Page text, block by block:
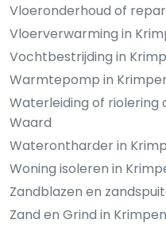
Vloeronderhoud of
Vloerverwarming in
Vochtbestrijding in
Warmtepomp in
Waterleiding of riolering
Waard
Waterontharder in
Woning isoleren in
Zandblazen en
Zand en Grind in